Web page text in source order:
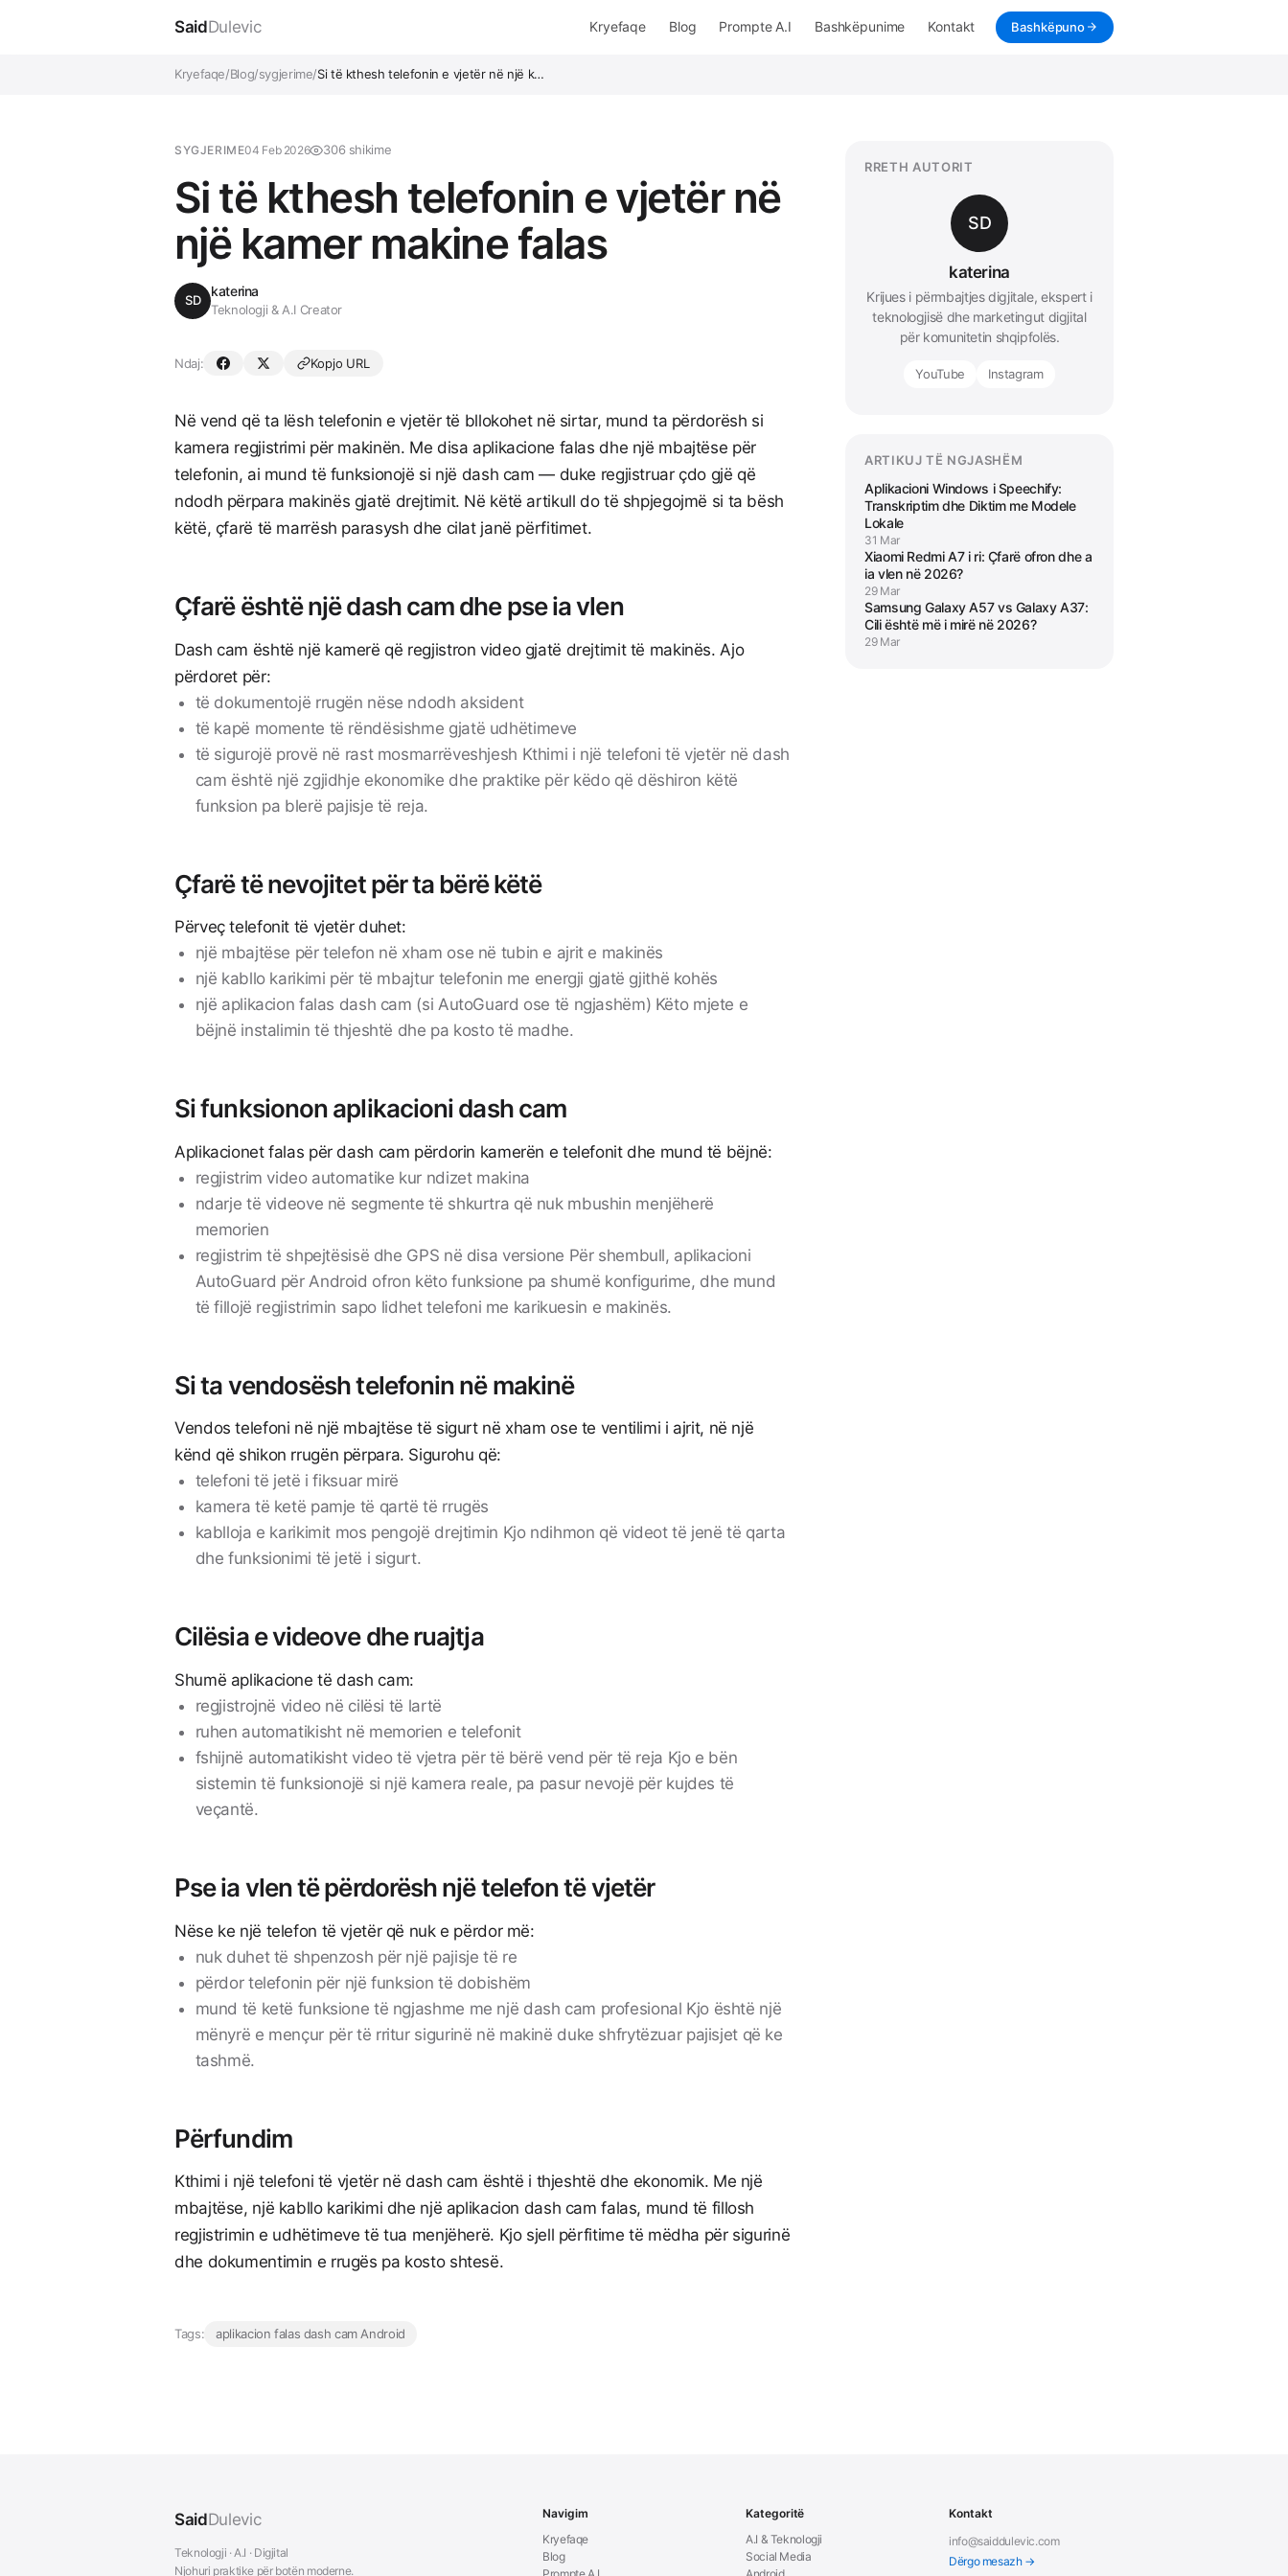
SaidDulevic Kryefaqe Blog Prompte A.I Bashkëpunime Kontakt Bashkëpuno
Kryefaqe/Blog/sygjerime/Si të kthesh telefonin e vjetër në një k…
SYGJERIME04 Feb 2026 306 shikime
Si të kthesh telefonin e vjetër në
një kamer makine falas
SD
katerina
Teknologji & A.I Creator
Ndaj: Kopjo URL
Në vend që ta lësh telefonin e vjetër të bllokohet në sirtar, mund ta përdorësh si
kamera regjistrimi për makinën. Me disa aplikacione falas dhe një mbajtëse për
telefonin, ai mund të funksionojë si një dash cam — duke regjistruar çdo gjë që
ndodh përpara makinës gjatë drejtimit. Në këtë artikull do të shpjegojmë si ta bësh
këtë, çfarë të marrësh parasysh dhe cilat janë përfitimet.
Çfarë është një dash cam dhe pse ia vlen
Dash cam është një kamerë që regjistron video gjatë drejtimit të makinës. Ajo
përdoret për:
të dokumentojë rrugën nëse ndodh aksident
të kapë momente të rëndësishme gjatë udhëtimeve
të sigurojë provë në rast mosmarrëveshjesh Kthimi i një telefoni të vjetër në dash
cam është një zgjidhje ekonomike dhe praktike për këdo që dëshiron këtë
funksion pa blerë pajisje të reja.
Çfarë të nevojitet për ta bërë këtë
Përveç telefonit të vjetër duhet:
një mbajtëse për telefon në xham ose në tubin e ajrit e makinës
një kabllo karikimi për të mbajtur telefonin me energji gjatë gjithë kohës
një aplikacion falas dash cam (si AutoGuard ose të ngjashëm) Këto mjete e
bëjnë instalimin të thjeshtë dhe pa kosto të madhe.
Si funksionon aplikacioni dash cam
Aplikacionet falas për dash cam përdorin kamerën e telefonit dhe mund të bëjnë:
regjistrim video automatike kur ndizet makina
ndarje të videove në segmente të shkurtra që nuk mbushin menjëherë
memorien
regjistrim të shpejtësisë dhe GPS në disa versione Për shembull, aplikacioni
AutoGuard për Android ofron këto funksione pa shumë konfigurime, dhe mund
të fillojë regjistrimin sapo lidhet telefoni me karikuesin e makinës.
Si ta vendosësh telefonin në makinë
Vendos telefoni në një mbajtëse të sigurt në xham ose te ventilimi i ajrit, në një
kënd që shikon rrugën përpara. Sigurohu që:
telefoni të jetë i fiksuar mirë
kamera të ketë pamje të qartë të rrugës
kablloja e karikimit mos pengojë drejtimin Kjo ndihmon që videot të jenë të qarta
dhe funksionimi të jetë i sigurt.
Cilësia e videove dhe ruajtja
Shumë aplikacione të dash cam:
regjistrojnë video në cilësi të lartë
ruhen automatikisht në memorien e telefonit
fshijnë automatikisht video të vjetra për të bërë vend për të reja Kjo e bën
sistemin të funksionojë si një kamera reale, pa pasur nevojë për kujdes të
veçantë.
Pse ia vlen të përdorësh një telefon të vjetër
Nëse ke një telefon të vjetër që nuk e përdor më:
nuk duhet të shpenzosh për një pajisje të re
përdor telefonin për një funksion të dobishëm
mund të ketë funksione të ngjashme me një dash cam profesional Kjo është një
mënyrë e mençur për të rritur sigurinë në makinë duke shfrytëzuar pajisjet që ke
tashmë.
Përfundim
Kthimi i një telefoni të vjetër në dash cam është i thjeshtë dhe ekonomik. Me një
mbajtëse, një kabllo karikimi dhe një aplikacion dash cam falas, mund të fillosh
regjistrimin e udhëtimeve të tua menjëherë. Kjo sjell përfitime të mëdha për sigurinë
dhe dokumentimin e rrugës pa kosto shtesë.
Tags: aplikacion falas dash cam Android
RRETH AUTORIT
SD
katerina
Krijues i përmbajtjes digjitale, ekspert i
teknologjisë dhe marketingut digjital
për komunitetin shqipfolës.
YouTube Instagram
ARTIKUJ TË NGJASHËM
Aplikacioni Windows i Speechify:
Transkriptim dhe Diktim me Modele
Lokale
31 Mar
Xiaomi Redmi A7 i ri: Çfarë ofron dhe a
ia vlen në 2026?
29 Mar
Samsung Galaxy A57 vs Galaxy A37:
Cili është më i mirë në 2026?
29 Mar
SaidDulevic
Teknologji · A.I · Digjital
Njohuri praktike për botën moderne.
Navigim
Kryefaqe
Blog
Kategoritë
A.I & Teknologji
Social Media
Kontakt
info@saiddulevic.com
Dërgo mesazh →